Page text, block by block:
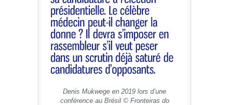
Denis Mukwege en 2019 lors d’une
conférence au Brésil © Fronteiras do